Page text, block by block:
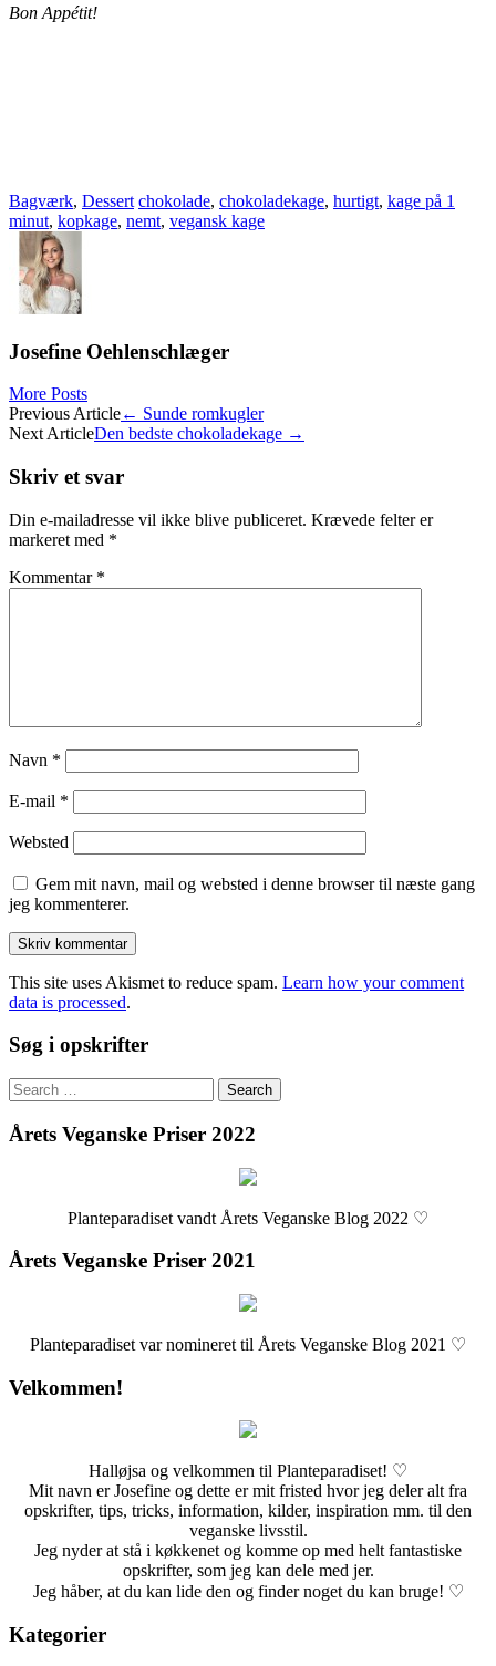
Bon Appétit!
Bagværk, Dessert chokolade, chokoladekage, hurtigt, kage på 1
minut, kopkage, nemt, vegansk kage
Josefine Oehlenschlæger
More Posts
Post
navigation
Previous Article← Sunde romkugler
Next ArticleDen bedste chokoladekage →
Skriv et svar
Din e-mailadresse vil ikke blive publiceret. Krævede felter er
markeret med *
Kommentar *
Navn *
E-mail *
Websted
Gem mit navn, mail og websted i denne browser til næste gang
jeg kommenterer.
This site uses Akismet to reduce spam. Learn how your comment
data is processed.
Søg i opskrifter
Search
for:
Årets Veganske Priser 2022
Planteparadiset vandt Årets Veganske Blog 2022 ♡
Årets Veganske Priser 2021
Planteparadiset var nomineret til Årets Veganske Blog 2021 ♡
Velkommen!
Halløjsa og velkommen til Planteparadiset! ♡
Mit navn er Josefine og dette er mit fristed hvor jeg deler alt fra
opskrifter, tips, tricks, information, kilder, inspiration mm. til den
veganske livsstil.
Jeg nyder at stå i køkkenet og komme op med helt fantastiske
opskrifter, som jeg kan dele med jer.
Jeg håber, at du kan lide den og finder noget du kan bruge! ♡
Kategorier